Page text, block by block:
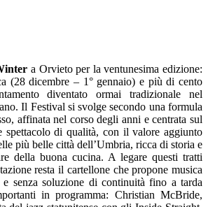
a Orvieto per la ventunesima edizione:
(28 dicembre – 1° gennaio) e più di cento
diventato ormai tradizionale nel
Il Festival si svolge secondo una formula
affinata nel corso degli anni e centrata sul
spettacolo di qualità, con il valore aggiunto
più belle città dell’Umbria, ricca di storia e
della buona cucina. A legare questi tratti
resta il cartellone che propone musica
senza soluzione di continuità fino a tarda
in programma: Christian McBride,